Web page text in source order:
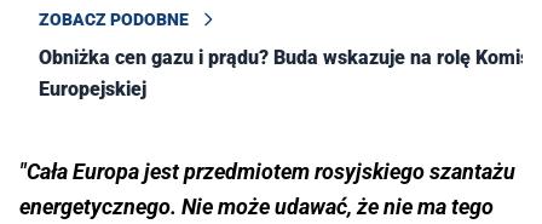
ZOBACZ PODOBNE
Obniżka cen gazu i prądu? Buda wskazuje na rolę Komisji
Europejskiej
"Cała Europa jest przedmiotem rosyjskiego szantażu
energetycznego. Nie może udawać, że nie ma tego